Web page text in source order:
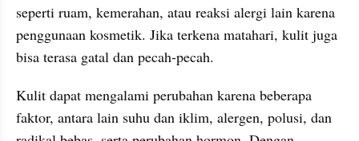
seperti ruam, kemerahan, atau reaksi alergi lain karena
penggunaan kosmetik. Jika terkena matahari, kulit juga
bisa terasa gatal dan pecah-pecah.
Kulit dapat mengalami perubahan karena beberapa
faktor, antara lain suhu dan iklim, alergen, polusi, dan